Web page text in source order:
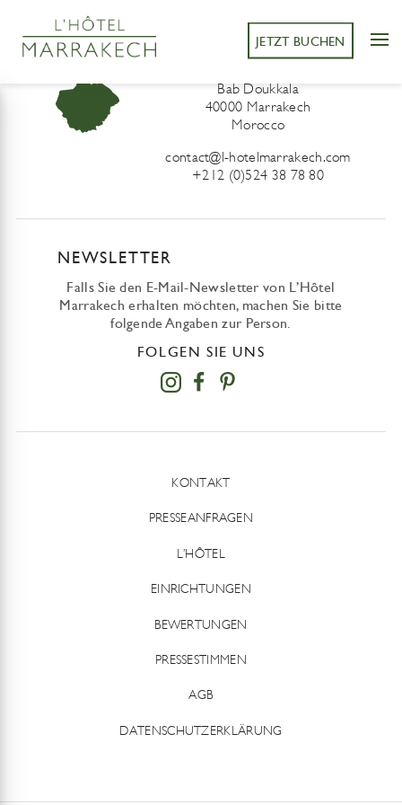
JETZT BUCHEN
L’Hôtel Marrakech
Bab Doukkala
40000 Marrakech
Morocco
contact@l-hotelmarrakech.com
+212 (0)524 38 78 80
NEWSLETTER
Falls Sie den E-Mail-Newsletter von L’Hôtel
Marrakech erhalten möchten, machen Sie bitte
folgende Angaben zur Person.
FOLGEN SIE UNS
KONTAKT
PRESSEANFRAGEN
L’HÔTEL
EINRICHTUNGEN
BEWERTUNGEN
PRESSESTIMMEN
AGB
DATENSCHUTZERKLÄRUNG